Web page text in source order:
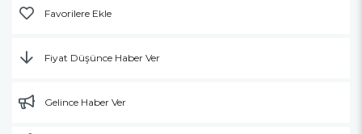
Favorilere Ekle
Fiyat Düşünce Haber Ver
Gelince Haber Ver